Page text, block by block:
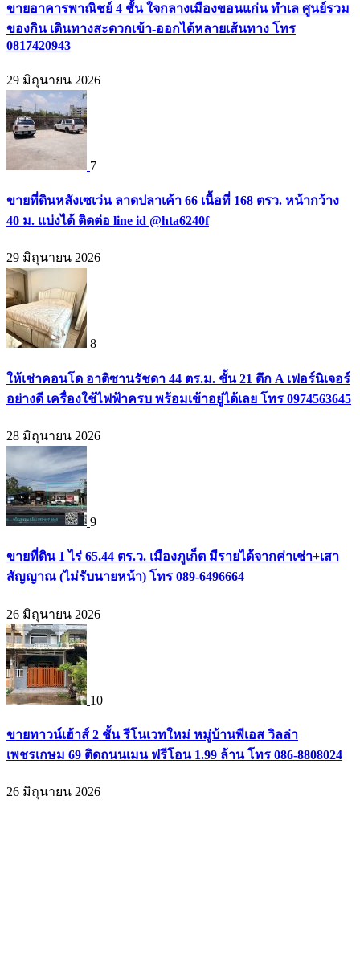
ขายอาคารพาณิชย์ 4 ชั้น ใจกลางเมืองขอนแก่น ทำเล ศูนย์รวม
ของกิน เดินทางสะดวกเข้า-ออกได้หลายเส้นทาง โทร
0817420943
29 มิถุนายน 2026
7
ขายที่ดินหลังเซเว่น ลาดปลาเค้า 66 เนื้อที่ 168 ตรว. หน้ากว้าง
40 ม. แบ่งได้ ติดต่อ line id @hta6240f
29 มิถุนายน 2026
8
ให้เช่าคอนโด อาติซานรัชดา 44 ตร.ม. ชั้น 21 ตึก A เฟอร์นิเจอร์
อย่างดี เครื่องใช้ไฟฟ้าครบ พร้อมเข้าอยู่ได้เลย โทร 0974563645
28 มิถุนายน 2026
9
ขายที่ดิน 1 ไร่ 65.44 ตร.ว. เมืองภูเก็ต มีรายได้จากค่าเช่า+เสา
สัญญาณ (ไม่รับนายหน้า) โทร 089-6496664
26 มิถุนายน 2026
10
ขายทาวน์เฮ้าส์ 2 ชั้น รีโนเวทใหม่ หมู่บ้านพีเอส วิลล่า
เพชรเกษม 69 ติดถนนเมน ฟรีโอน 1.99 ล้าน โทร 086-8808024
26 มิถุนายน 2026